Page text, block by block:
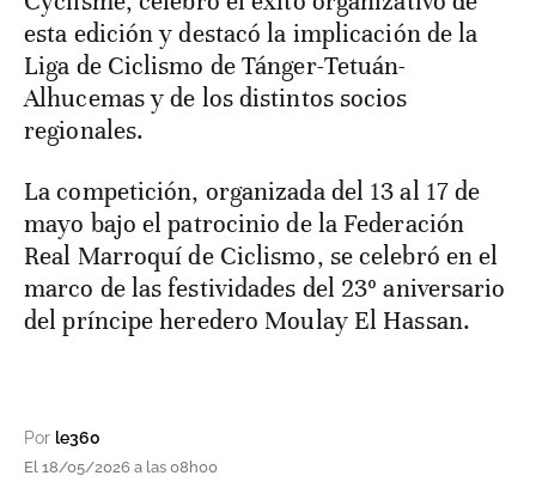
esta edición y destacó la implicación de la
Liga de Ciclismo de Tánger-Tetuán-
Alhucemas y de los distintos socios
regionales.
La competición, organizada del 13 al 17 de
mayo bajo el patrocinio de la Federación
Real Marroquí de Ciclismo, se celebró en el
marco de las festividades del 23º aniversario
del príncipe heredero Moulay El Hassan.
Por le360
El 18/05/2026 a las 08h00